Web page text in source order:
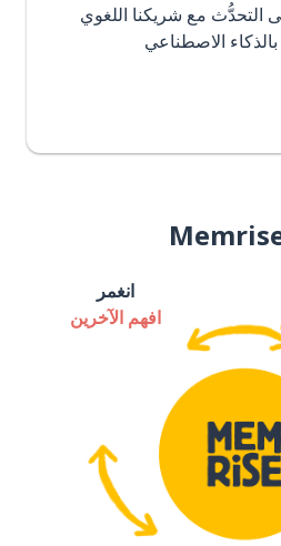
التحدُّث مع شريكنا اللغوي
الاصطناعي
انغمر
افهم الآخرين